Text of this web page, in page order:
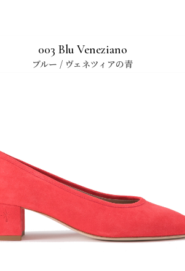
003 Blu Veneziano
ブルー / ヴェネツィアの青